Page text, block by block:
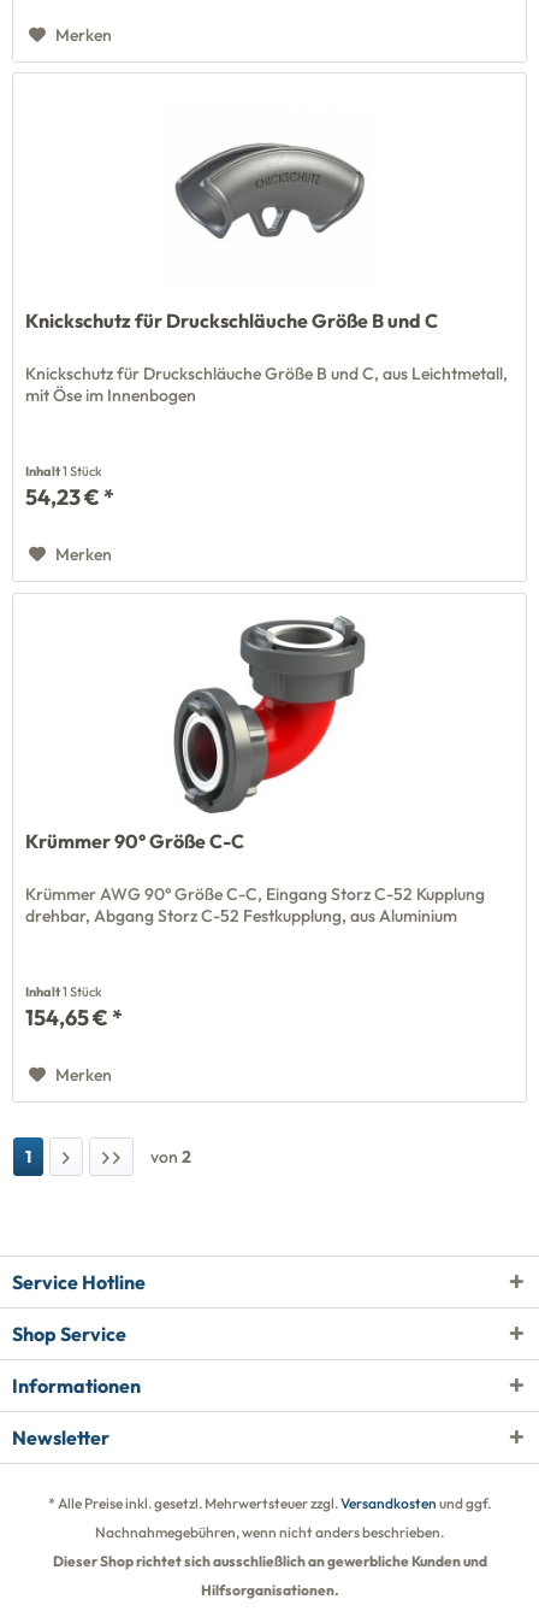
Merken
Knickschutz für Druckschläuche Größe B und C
Knickschutz für Druckschläuche Größe B und C, aus Leichtmetall,
mit Öse im Innenbogen
Inhalt1 Stück
54,23 € *
Merken
Krümmer 90° Größe C-C
Krümmer AWG 90° Größe C-C, Eingang Storz C-52 Kupplung
drehbar, Abgang Storz C-52 Festkupplung, aus Aluminium
Inhalt1 Stück
154,65 € *
Merken
1 von 2
Service Hotline
Shop Service
Informationen
Newsletter
* Alle Preise inkl. gesetzl. Mehrwertsteuer zzgl.Versandkosten und ggf.
Nachnahmegebühren, wenn nicht anders beschrieben.
Dieser Shop richtet sich ausschließlich an gewerbliche Kunden und
Hilfsorganisationen.